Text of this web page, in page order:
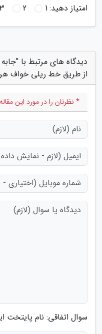
امتیاز دهید:1
2
3
از طریق خط ریلی خواف
* نظرتان را در مورد این
سوال اتفاقی: نام پایتخت